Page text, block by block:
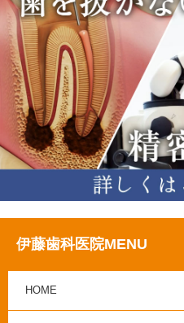
伊藤歯科医院MENU
HOME